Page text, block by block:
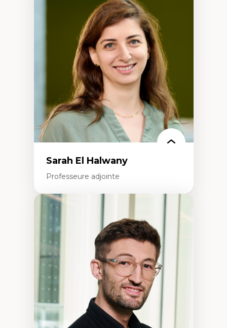
Discours sur la ville et représentations
Mosquées, formes et usages au Canada
Reconnaissance et représentations des
communautés immigrantes dans l'espace
Design architectural et urbain
Patrimoine et patrimonialisation
Études postcoloniales et décolonisation des
savoirs
Sarah El Halwany
Professeure adjointe
Expertises
Les apports pédagogiques des théories de
l'affect, du posthumanisme, du féminisme
dans l'éducation aux sciences
L'apprentissage des sciences/STIM dans une
perspective socioécologique de care
L’insertion professionnelle des
enseignant.e.s